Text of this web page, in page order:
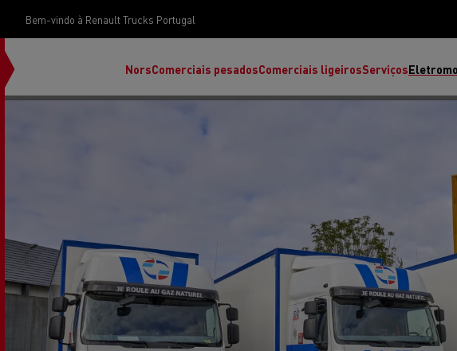
Bem-vindo à Renault Trucks Portugal
NorsComerciais pesados
T High
Comerciais ligeirosServiços
Renault Trucks E-Tech Programa